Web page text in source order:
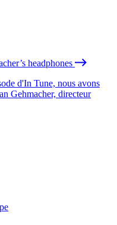
headphones
d'In Tune, nous avons
Gehmacher, directeur